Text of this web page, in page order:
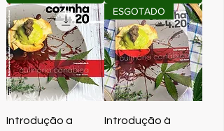
Introdução a
ESGOTADO
Introdução à